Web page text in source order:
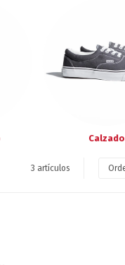
Calzado
3 artículos